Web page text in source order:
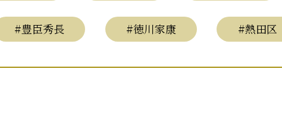
#豊臣秀長 #徳川家康 #熱田区